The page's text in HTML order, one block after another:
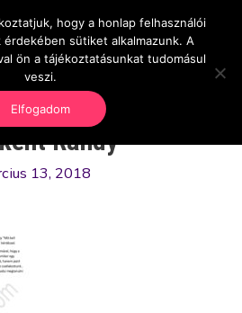
Main
Randy
13, 2018
hogy a honlap felhasználói
érdekében sütiket alkalmazunk. A
ön a tájékoztatásunkat tudomásul
veszi.
Elfogadom